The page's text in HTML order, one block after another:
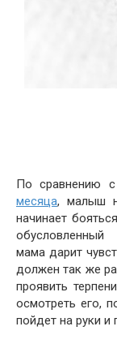
По сравнению
месяца, малыш
начинает
обусловленный
мама дарит
должен так же
проявить
осмотреть его,
пойдет на руки и